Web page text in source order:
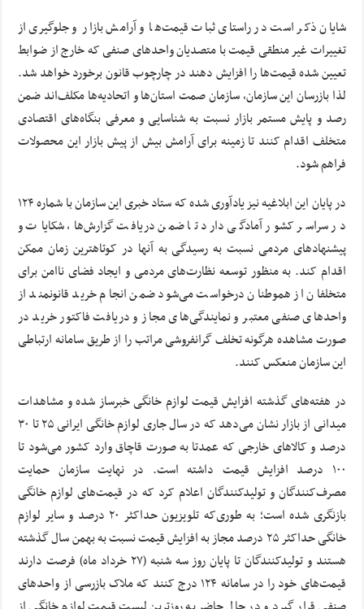
شایان ذکر است در راستای ثبات قیمت‌ها و آرامش بازار و جلوگیری از
تغییرات غیر منطقی قیمت با متصدیان واحدهای صنفی که خارج از ضوابط
تعیین شده قیمت‌ها را افزایش دهند در چارچوب قانون برخورد خواهد شد.
لذا بازرسان این سازمان، سازمان صمت استان‌ها و اتحادیه‌ها مکلف‌اند ضمن
رصد و پایش مستمر بازار نسبت به شناسایی و معرفی بنگاه‌های اقتصادی
متخلف اقدام کنند تا زمینه برای آرامش بیش از پیش بازار این محصولات
فراهم شود.
در پایان این ابلاغیه نیز یادآوری شده که ستاد خبری این سازمان با شماره ۱۲۴
در سراسر کشور آمادگی دارد تا ضمن دریافت گزارش‌ها، شکایات و
پیشنهادهای مردمی نسبت به رسیدگی به آنها در کوتاهترین زمان ممکن
اقدام کند. به منظور توسعه نظارت‌های مردمی و ایجاد فضای ناامن برای
متخلفان از هموطنان درخواست می‌شود ضمن انجام خرید قانونمند از
واحدهای صنفی معتبر و نمایندگی‌های مجاز و دریافت فاکتور خرید در
صورت مشاهده هرگونه تخلف گرانفروشی مراتب را از طریق سامانه ارتباطی
این سازمان منعکس کنند.
در هفته‌های گذشته افزایش قیمت لوازم خانگی خبرساز شده و مشاهدات
میدانی از بازار نشان می‌دهد که در سال جاری لوازم خانگی ایرانی ۲۵ تا ۳۰
درصد و کالاهای خارجی که عمدتا به صورت قاچاق وارد کشور می‌شود تا
۱۰۰ درصد افزایش قیمت داشته است. در نهایت سازمان حمایت
مصرف‌کنندگان و تولیدکنندگان اعلام کرد که در قیمت‌های لوازم خانگی
بازنگری شده است؛ به طوری‌که تلویزیون حداکثر ۲۰ درصد و سایر لوازم
خانگی حداکثر ۲۵ درصد مجاز به افزایش قیمت نسبت به بهمن سال گذشته
هستند و تولیدکنندگان تا پایان روز سه شنبه (۲۷ خرداد ماه) فرصت دارند
قیمت‌های خود را در سامانه ۱۲۴ درج کنند که ملاک بازرسی از واحدهای